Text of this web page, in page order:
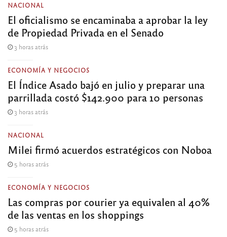
NACIONAL
El oficialismo se encaminaba a aprobar la ley
de Propiedad Privada en el Senado
3 horas atrás
ECONOMÍA Y NEGOCIOS
El Índice Asado bajó en julio y preparar una
parrillada costó $142.900 para 10 personas
3 horas atrás
NACIONAL
Milei firmó acuerdos estratégicos con Noboa
5 horas atrás
ECONOMÍA Y NEGOCIOS
Las compras por courier ya equivalen al 40%
de las ventas en los shoppings
5 horas atrás